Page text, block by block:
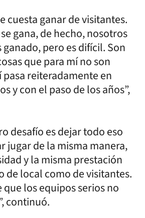
cuesta ganar de visitantes.
gana, de hecho, nosotros
pero es difícil. Son
que para mí no son
pasa reiteradamente en
y con el paso de los años”,
desafío es dejar todo eso
jugar de la misma manera,
y la misma prestación
de local como de visitantes.
que los equipos serios no
continuó.